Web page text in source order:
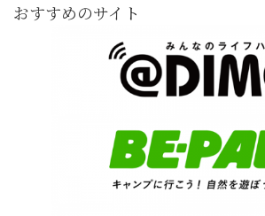
おすすめのサイト